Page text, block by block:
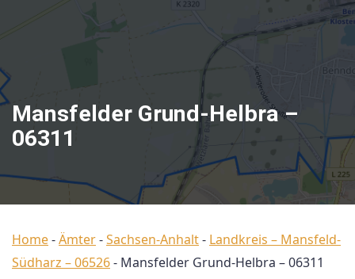
Mansfelder Grund-Helbra –
06311
Home-Ämter-Sachsen-Anhalt- Landkreis – Mansfeld-
Südharz – 06526- Mansfelder Grund-Helbra – 06311